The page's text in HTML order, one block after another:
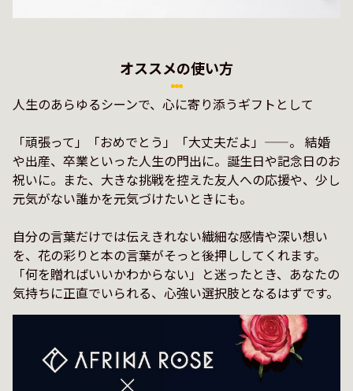
オススメの使い方
人生のあらゆるシーンで、心に寄り添うギフトとして
「頑張って」「おめでとう」「大丈夫だよ」——。 結婚
や出産、卒業といった人生の門出に。誕生日や記念日のお
祝いに。また、大きな挑戦を控えた友人への応援や、少し
元気がない誰かを元気づけたいときにも。
自分の言葉だけでは伝えきれない繊細な感情や深い想い
を、花の彩りと本の言葉がそっと後押ししてくれます。
「何を贈ればいいかわからない」と迷ったとき、あなたの